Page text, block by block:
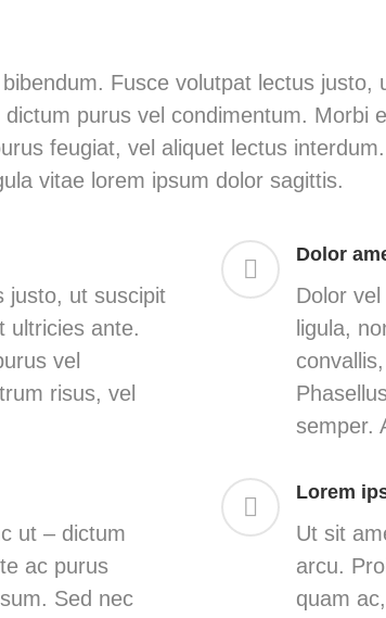
Fusce volutpat lectus justo,
purus vel condimentum. Morbi
feugiat, vel aliquet lectus
vitae lorem ipsum dolor sagittis.
justo, ut suscipit
ultricies ante.
vel
risus, vel
Dolor
Dolor
ligula,
semper.
ut – dictum
ac purus
Sed nec
Lorem
Ut sit
arcu.
quam